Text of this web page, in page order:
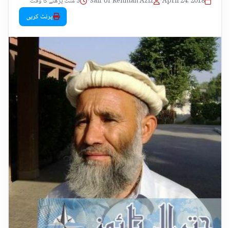
پرنٹ کریں